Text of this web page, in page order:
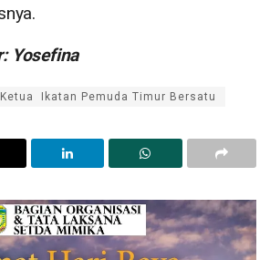
Yosefina
Ketua Ikatan Pemuda Timur Bersatu